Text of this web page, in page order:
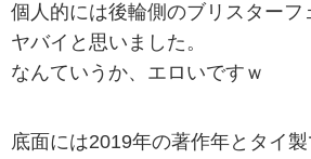
個人的には後輪側のブリスターフ
ヤバイと思いました。
なんていうか、エロいですｗ
底面には2019年の著作年とタイ